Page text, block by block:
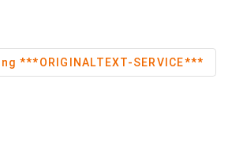
Neuerscheinung ***ORIGINALTEXT-SERVICE***